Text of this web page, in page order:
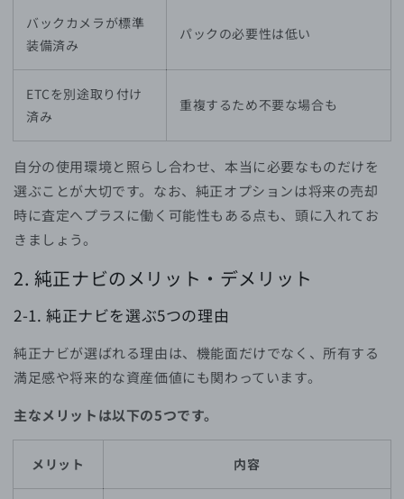
バックカメラが標準
装備済み
パックの必要性は低い
ETCを別途取り付け
済み
重複するため不要な場合も
自分の使用環境と照らし合わせ、本当に必要なものだけを
選ぶことが大切です。なお、純正オプションは将来の売却
時に査定へプラスに働く可能性もある点も、頭に入れてお
きましょう。
2. 純正ナビのメリット・デメリット
2-1. 純正ナビを選ぶ5つの理由
純正ナビが選ばれる理由は、機能面だけでなく、所有する
満足感や将来的な資産価値にも関わっています。
主なメリットは以下の5つです。
メリット 内容